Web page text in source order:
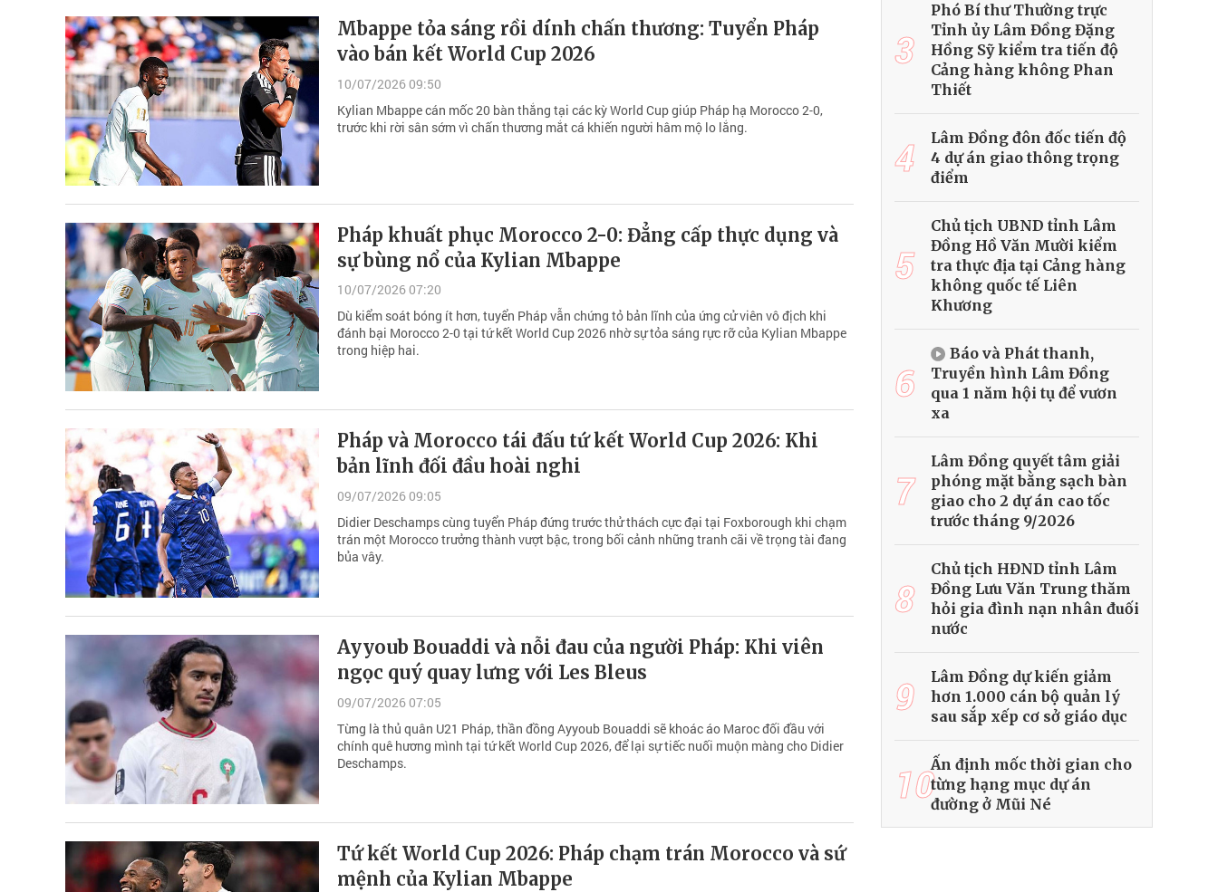
Mbappe tỏa sáng rồi dính chấn thương: Tuyển Pháp
vào bán kết World Cup 2026
10/07/2026 09:50
Kylian Mbappe cán mốc 20 bàn thắng tại các kỳ World Cup giúp Pháp hạ Morocco 2-0,
trước khi rời sân sớm vì chấn thương mắt cá khiến người hâm mộ lo lắng.
Pháp khuất phục Morocco 2-0: Đẳng cấp thực dụng và
sự bùng nổ của Kylian Mbappe
10/07/2026 07:20
Dù kiểm soát bóng ít hơn, tuyển Pháp vẫn chứng tỏ bản lĩnh của ứng cử viên vô địch khi
đánh bại Morocco 2-0 tại tứ kết World Cup 2026 nhờ sự tỏa sáng rực rỡ của Kylian Mbappe
trong hiệp hai.
Pháp và Morocco tái đấu tứ kết World Cup 2026: Khi
bản lĩnh đối đầu hoài nghi
09/07/2026 09:05
Didier Deschamps cùng tuyển Pháp đứng trước thử thách cực đại tại Foxborough khi chạm
trán một Morocco trưởng thành vượt bậc, trong bối cảnh những tranh cãi về trọng tài đang
bủa vây.
Ayyoub Bouaddi và nỗi đau của người Pháp: Khi viên
ngọc quý quay lưng với Les Bleus
09/07/2026 07:05
Từng là thủ quân U21 Pháp, thần đồng Ayyoub Bouaddi sẽ khoác áo Maroc đối đầu với
chính quê hương mình tại tứ kết World Cup 2026, để lại sự tiếc nuối muộn màng cho Didier
Deschamps.
Tứ kết World Cup 2026: Pháp chạm trán Morocco và sứ
mệnh của Kylian Mbappe
3
Phó Bí thư Thường trực
Tỉnh ủy Lâm Đồng Đặng
Hồng Sỹ kiểm tra tiến độ
Cảng hàng không Phan
Thiết
4
Lâm Đồng đôn đốc tiến độ
4 dự án giao thông trọng
điểm
5
Chủ tịch UBND tỉnh Lâm
Đồng Hồ Văn Mười kiểm
tra thực địa tại Cảng hàng
không quốc tế Liên
Khương
6
Báo và Phát thanh,
Truyền hình Lâm Đồng
qua 1 năm hội tụ để vươn
xa
7
Lâm Đồng quyết tâm giải
phóng mặt bằng sạch bàn
giao cho 2 dự án cao tốc
trước tháng 9/2026
8
Chủ tịch HĐND tỉnh Lâm
Đồng Lưu Văn Trung thăm
hỏi gia đình nạn nhân đuối
nước
9
Lâm Đồng dự kiến giảm
hơn 1.000 cán bộ quản lý
sau sắp xếp cơ sở giáo dục
10Ấn định mốc thời gian cho
từng hạng mục dự án
đường ở Mũi Né